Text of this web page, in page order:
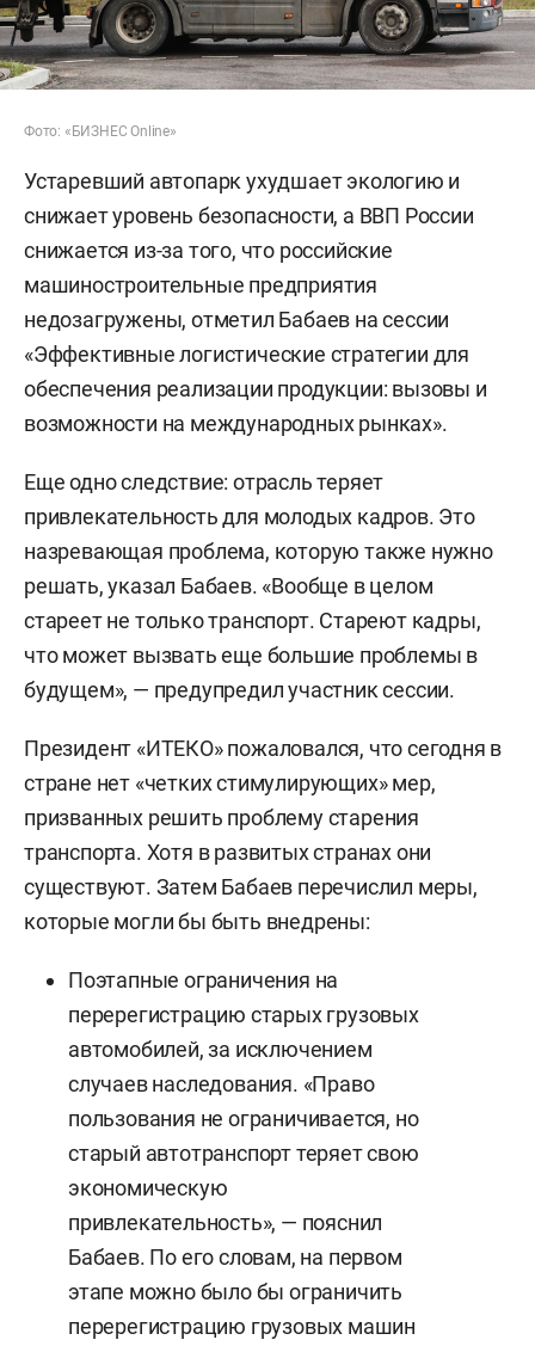
Фото: «БИЗНЕС Online»
Устаревший автопарк ухудшает экологию и
снижает уровень безопасности, а ВВП России
снижается из-за того, что российские
машиностроительные предприятия
недозагружены, отметил Бабаев на сессии
«Эффективные логистические стратегии для
обеспечения реализации продукции: вызовы и
возможности на международных рынках».
Еще одно следствие: отрасль теряет
привлекательность для молодых кадров. Это
назревающая проблема, которую также нужно
решать, указал Бабаев. «Вообще в целом
стареет не только транспорт. Стареют кадры,
что может вызвать еще большие проблемы в
будущем», — предупредил участник сессии.
Президент «ИТЕКО» пожаловался, что сегодня в
стране нет «четких стимулирующих» мер,
призванных решить проблему старения
транспорта. Хотя в развитых странах они
существуют. Затем Бабаев перечислил меры,
которые могли бы быть внедрены:
Поэтапные ограничения на
перерегистрацию старых грузовых
автомобилей, за исключением
случаев наследования. «Право
пользования не ограничивается, но
старый автотранспорт теряет свою
экономическую
привлекательность», — пояснил
Бабаев. По его словам, на первом
этапе можно было бы ограничить
перерегистрацию грузовых машин